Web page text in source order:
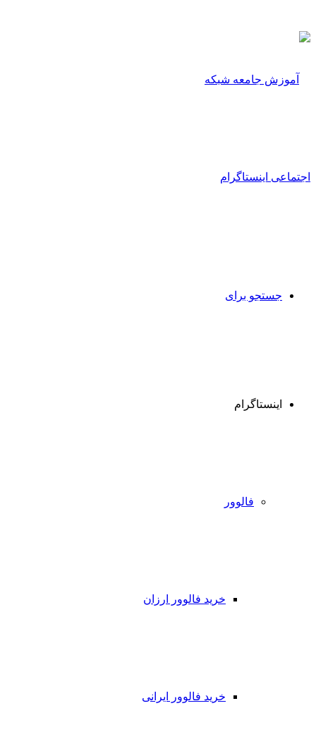
جستجو برای
اینستاگرام
فالوور
خرید فالوور ارزان
خرید فالوور ایرانی